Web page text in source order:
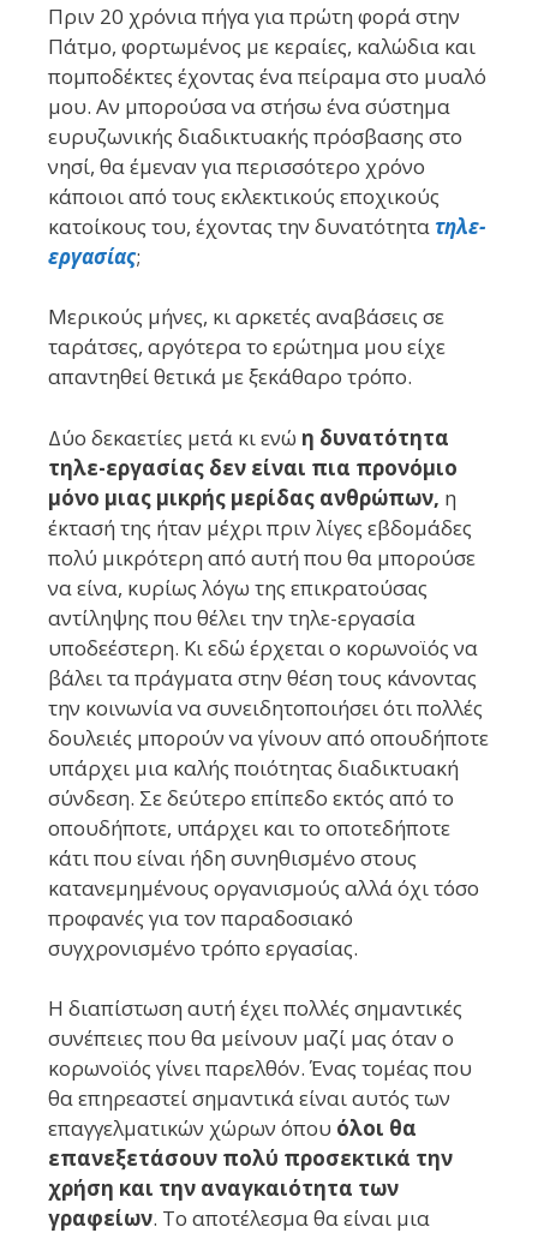
Πριν 20 χρόνια πήγα για πρώτη φορά στην
Πάτμο, φορτωμένος με κεραίες, καλώδια και
πομποδέκτες έχοντας ένα πείραμα στο μυαλό
μου. Αν μπορούσα να στήσω ένα σύστημα
ευρυζωνικής διαδικτυακής πρόσβασης στο
νησί, θα έμεναν για περισσότερο χρόνο
κάποιοι από τους εκλεκτικούς εποχικούς
κατοίκους του, έχοντας την δυνατότητα τηλε-
εργασίας;
Μερικούς μήνες, κι αρκετές αναβάσεις σε
ταράτσες, αργότερα το ερώτημα μου είχε
απαντηθεί θετικά με ξεκάθαρο τρόπο.
Δύο δεκαετίες μετά κι ενώ η δυνατότητα
τηλε-εργασίας δεν είναι πια προνόμιο
μόνο μιας μικρής μερίδας ανθρώπων, η
έκτασή της ήταν μέχρι πριν λίγες εβδομάδες
πολύ μικρότερη από αυτή που θα μπορούσε
να είνα, κυρίως λόγω της επικρατούσας
αντίληψης που θέλει την τηλε-εργασία
υποδεέστερη. Κι εδώ έρχεται ο κορωνοϊός να
βάλει τα πράγματα στην θέση τους κάνοντας
την κοινωνία να συνειδητοποιήσει ότι πολλές
δουλειές μπορούν να γίνουν από οπουδήποτε
υπάρχει μια καλής ποιότητας διαδικτυακή
σύνδεση. Σε δεύτερο επίπεδο εκτός από το
οπουδήποτε, υπάρχει και το οποτεδήποτε
κάτι που είναι ήδη συνηθισμένο στους
κατανεμημένους οργανισμούς αλλά όχι τόσο
προφανές για τον παραδοσιακό
συγχρονισμένο τρόπο εργασίας.
Η διαπίστωση αυτή έχει πολλές σημαντικές
συνέπειες που θα μείνουν μαζί μας όταν ο
κορωνοϊός γίνει παρελθόν. Ένας τομέας που
θα επηρεαστεί σημαντικά είναι αυτός των
επαγγελματικών χώρων όπου όλοι θα
επανεξετάσουν πολύ προσεκτικά την
χρήση και την αναγκαιότητα των
γραφείων. Το αποτέλεσμα θα είναι μια